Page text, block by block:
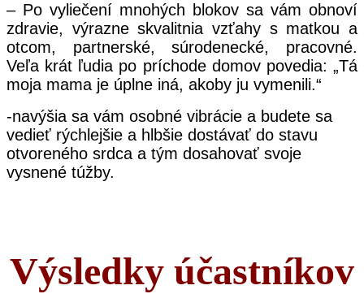
– Po vyliečení mnohých blokov sa vám obnoví
zdravie, výrazne skvalitnia vzťahy s matkou a
otcom, partnerské, súrodenecké, pracovné.
Veľa krát ľudia po príchode domov povedia: „Tá
moja mama je úplne iná, akoby ju vymenili.“
-navýšia sa vám osobné vibrácie a budete sa
vedieť rýchlejšie a hlbšie dostávať do stavu
otvoreného srdca a tým dosahovať svoje
vysnené túžby.
Výsledky účastníkov